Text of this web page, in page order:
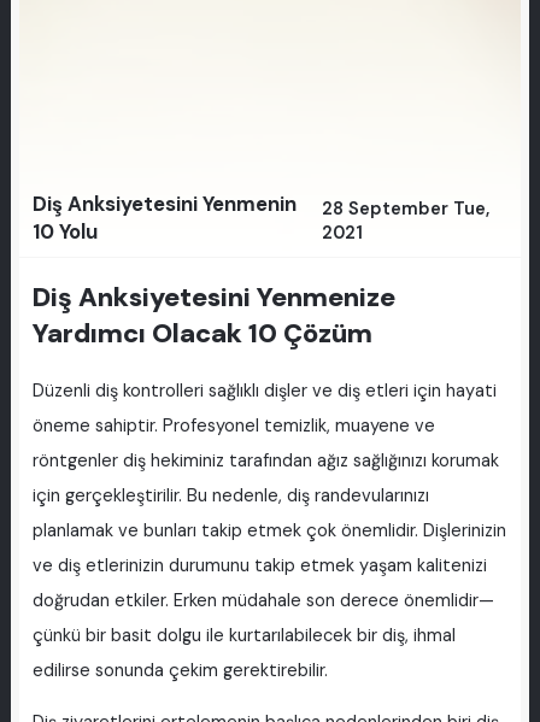
Diş Anksiyetesini Yenmenin
10 Yolu
28 September Tue,
2021
Diş Anksiyetesini Yenmenize
Yardımcı Olacak 10 Çözüm
Düzenli diş kontrolleri sağlıklı dişler ve diş etleri için hayati
öneme sahiptir. Profesyonel temizlik, muayene ve
röntgenler diş hekiminiz tarafından ağız sağlığınızı korumak
için gerçekleştirilir. Bu nedenle, diş randevularınızı
planlamak ve bunları takip etmek çok önemlidir. Dişlerinizin
ve diş etlerinizin durumunu takip etmek yaşam kalitenizi
doğrudan etkiler. Erken müdahale son derece önemlidir—
çünkü bir basit dolgu ile kurtarılabilecek bir diş, ihmal
edilirse sonunda çekim gerektirebilir.